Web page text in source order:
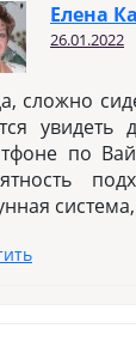
Елена
26.01.2022
сложно
по
система,